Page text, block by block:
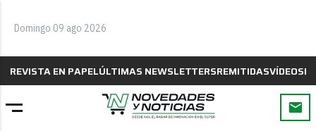
Domingo 09 ago 2026
REVISTA EN PAPELÚLTIMAS NEWSLETTERSREMITIDASVÍDEOS